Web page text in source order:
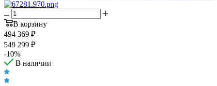
В корзину
494 369 ₽
549 299 ₽
-10%
В наличии